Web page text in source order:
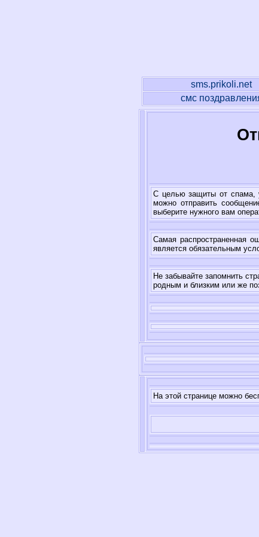
sms.prikoli.net
смс
С целью защиты от спама,
можно отправить
выберите нужного вам
Самая распространенная
является обязательным
Не забывайте запомнить
родным и близким или же
На этой странице можно